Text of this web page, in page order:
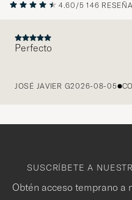
4.60/5 146
Perfecto
JOSÉ JAVIER G2026-08-05
SUSCRÍBETE A
Obtén acceso temprano a